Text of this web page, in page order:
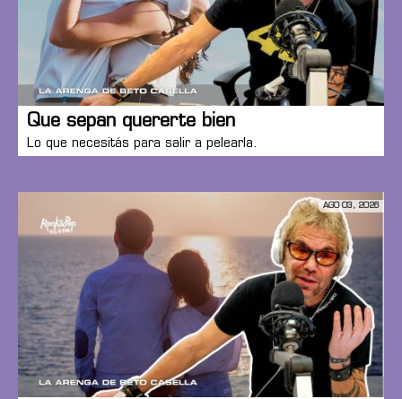
Que sepan quererte bien
Lo que necesitás para salir a pelearla.
AGO 03, 2026